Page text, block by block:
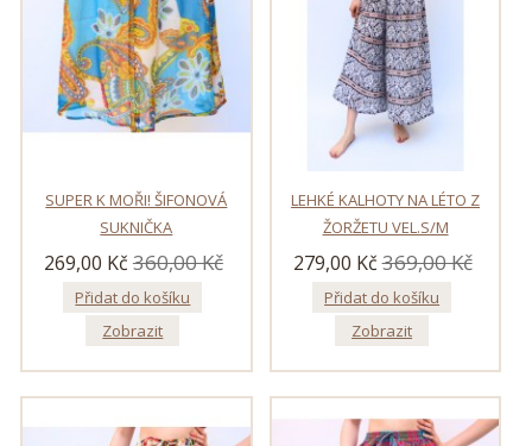
SUPER K MOŘI! ŠIFONOVÁ
SUKNIČKA
269,00 Kč 360,00 Kč
Přidat do košíku
Zobrazit
LEHKÉ KALHOTY NA LÉTO Z
ŽORŽETU VEL.S/M
279,00 Kč 369,00 Kč
Přidat do košíku
Zobrazit